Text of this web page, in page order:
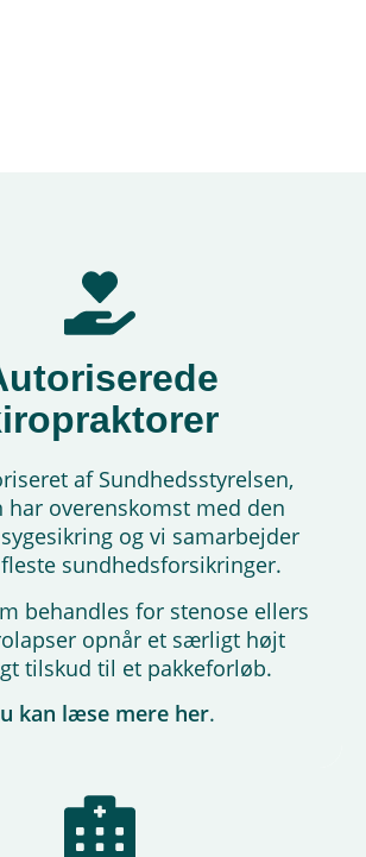
af Sundhedsstyrelsen,
har overenskomst med den
og vi samarbejder
sundhedsforsikringer.
behandles for stenose ellers
opnår et særligt højt
tilskud til et pakkeforløb.
kan læse mere her.